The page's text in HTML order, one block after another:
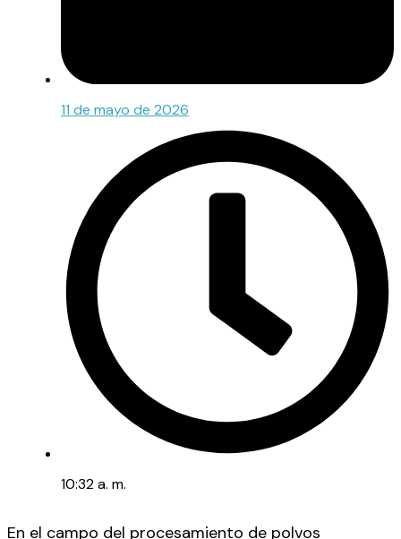
11 de mayo de 2026
10:32 a. m.
En el campo del procesamiento de polvos